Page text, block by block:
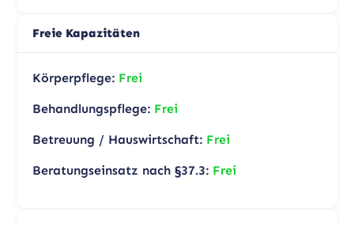
Freie Kapazitäten
Körperpflege: Frei
Behandlungspflege: Frei
Betreuung / Hauswirtschaft: Frei
Beratungseinsatz nach §37.3: Frei